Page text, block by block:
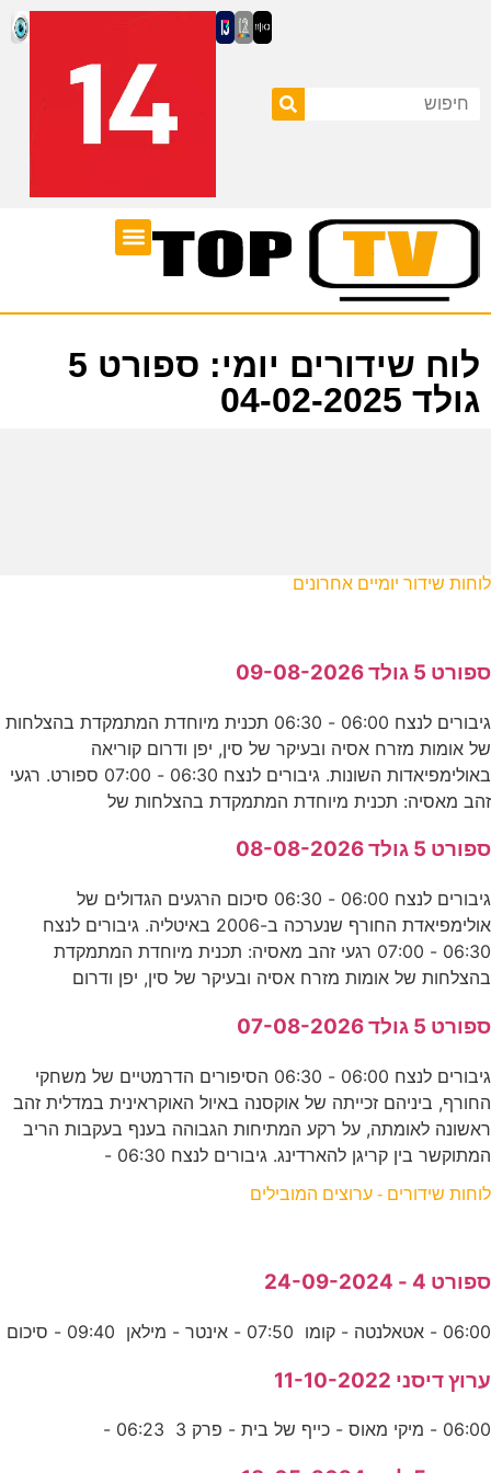
לוח שידורים יומי: ספורט 5
גולד 04-02-2025
לוחות שידור יומיים אחרונים
ספורט 5 גולד 09-08-2026
גיבורים לנצח 06:00 - 06:30 תכנית מיוחדת המתמקדת בהצלחות
של אומות מזרח אסיה ובעיקר של סין, יפן ודרום קוריאה
באולימפיאדות השונות. גיבורים לנצח 06:30 - 07:00 ספורט. רגעי
זהב מאסיה: תכנית מיוחדת המתמקדת בהצלחות של
ספורט 5 גולד 08-08-2026
גיבורים לנצח 06:00 - 06:30 סיכום הרגעים הגדולים של
אולימפיאדת החורף שנערכה ב-2006 באיטליה. גיבורים לנצח
06:30 - 07:00 רגעי זהב מאסיה: תכנית מיוחדת המתמקדת
בהצלחות של אומות מזרח אסיה ובעיקר של סין, יפן ודרום
ספורט 5 גולד 07-08-2026
גיבורים לנצח 06:00 - 06:30 הסיפורים הדרמטיים של משחקי
החורף, ביניהם זכייתה של אוקסנה באיול האוקראינית במדלית זהב
ראשונה לאומתה, על רקע המתיחות הגבוהה בענף בעקבות הריב
המתוקשר בין קריגן להארדינג. גיבורים לנצח 06:30 -
לוחות שידורים - ערוצים המובילים
ספורט 4 - 24-09-2024
06:00 - אטאלנטה - קומו 07:50 - אינטר - מילאן 09:40 - סיכום
ערוץ דיסני 11-10-2022
06:00 - מיקי מאוס - כייף של בית - פרק 3 06:23 -